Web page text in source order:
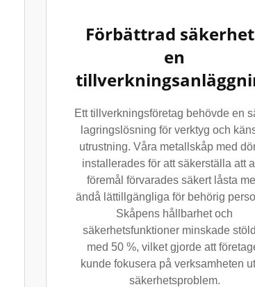
Förbättrad
en
Ett tillverkningsföretag behövde en
lagringslösning för verktyg och
utrustning. Våra metallskåp med
installerades för att säkerställa att
föremål förvarades säkert låsta
ändå lättillgängliga för behörig
Skåpens hållbarhet och
säkerhetsfunktioner minskade
med 50 %, vilket gjorde att
kunde fokusera på verksamheten
säkerhetsproblem.